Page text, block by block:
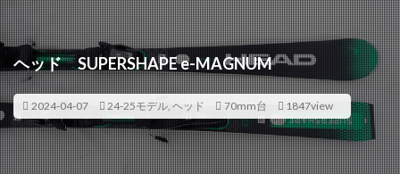
ヘッド SUPERSHAPE e-MAGNUM
2024-04-07 24-25モデル, ヘッド 70mm台 1847view